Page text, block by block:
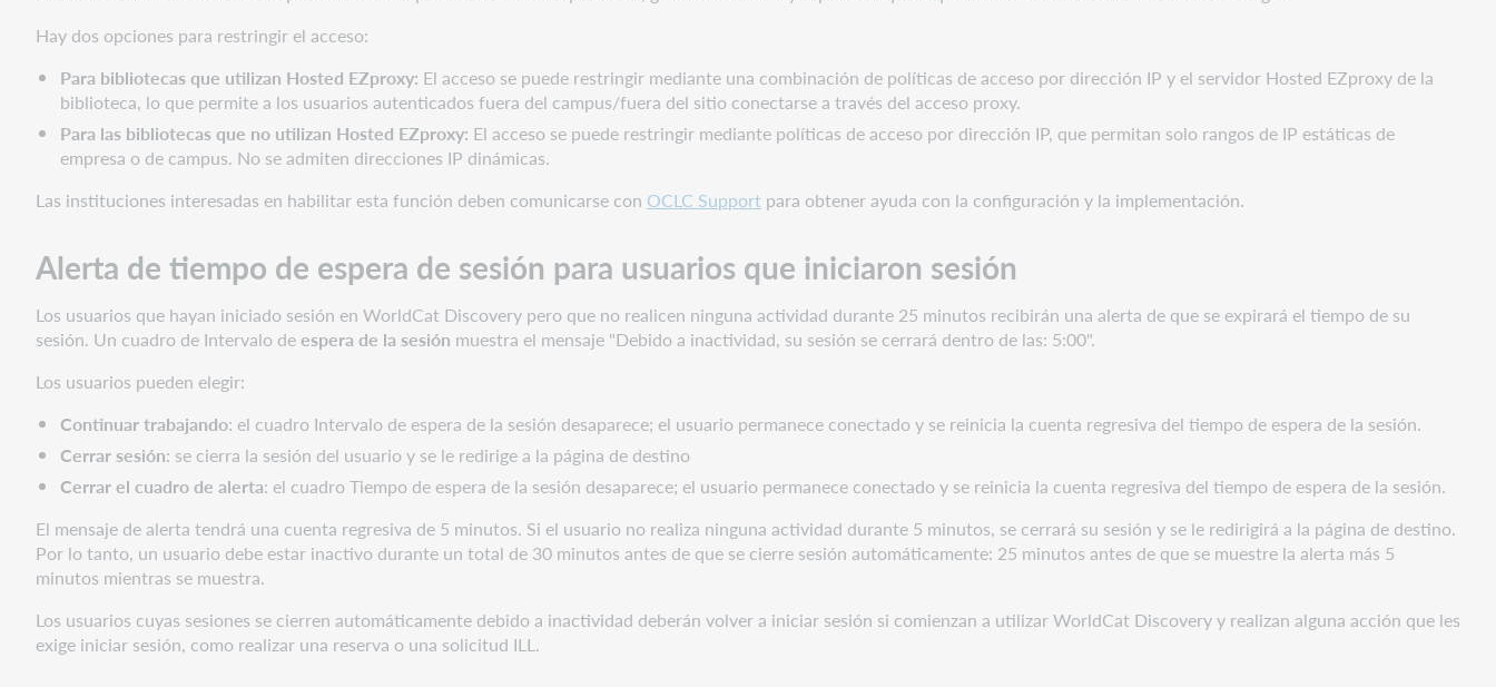
Discovery
Hay dos opciones para restringir el acceso:
Para bibliotecas que utilizan Hosted EZproxy: El acceso se puede restringir mediante una combinación de políticas de acceso por dirección IP y el servidor Hosted EZproxy de la
biblioteca, lo que permite a los usuarios autenticados fuera del campus/fuera del sitio conectarse a través del acceso proxy.
Para las bibliotecas que no utilizan Hosted EZproxy: El acceso se puede restringir mediante políticas de acceso por dirección IP, que permitan solo rangos de IP estáticas de
empresa o de campus. No se admiten direcciones IP dinámicas.
Las instituciones interesadas en habilitar esta función deben comunicarse con OCLC Support para obtener ayuda con la configuración y la implementación.
Alerta de tiempo de espera de sesión para usuarios que iniciaron sesión
Los usuarios que hayan iniciado sesión en WorldCat Discovery pero que no realicen ninguna actividad durante 25 minutos recibirán una alerta de que se expirará el tiempo de su
sesión. Un cuadro de Intervalo deespera de la sesión muestra el mensaje "Debido a inactividad, su sesión se cerrará dentro de las: 5:00".
Los usuarios pueden elegir:
Continuar trabajando: el cuadro Intervalo de espera de la sesión desaparece; el usuario permanece conectado y se reinicia la cuenta regresiva del tiempo de espera de la sesión.
Cerrar sesión: se cierra la sesión del usuario y se le redirige a la página de destino
Cerrar el cuadro de alerta: el cuadro Tiempo de espera de la sesión desaparece; el usuario permanece conectado y se reinicia la cuenta regresiva del tiempo de espera de la sesión.
El mensaje de alerta tendrá una cuenta regresiva de 5 minutos. Si el usuario no realiza ninguna actividad durante 5 minutos, se cerrará su sesión y se le redirigirá a la página de destino.
Por lo tanto, un usuario debe estar inactivo durante un total de 30 minutos antes de que se cierre sesión automáticamente: 25 minutos antes de que se muestre la alerta más 5
minutos mientras se muestra.
Los usuarios cuyas sesiones se cierren automáticamente debido a inactividad deberán volver a iniciar sesión si comienzan a utilizar WorldCat Discovery y realizan alguna acción que les
exige iniciar sesión, como realizar una reserva o una solicitud ILL.